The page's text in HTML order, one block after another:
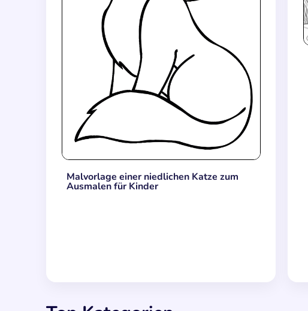
Malvorlage einer niedlichen Katze zum
Ausmalen für Kinder